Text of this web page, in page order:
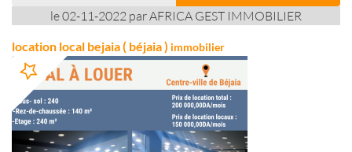
le 02-11-2022 par AFRICA GEST IMMOBILIER
location local bejaia ( béjaia ) immobilier